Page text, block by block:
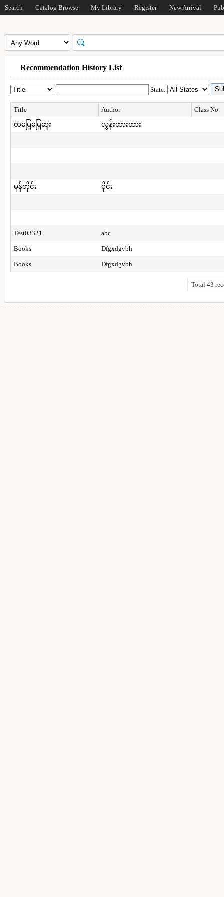
Search Catalog Browse My Library Register New Arrival
Recommendation History List
State:
Title Author
Class No.
တမြေ့မြေ့ဆူး
လွန်းထားထား
မုန်တိုင်း ဝိုင်း
Test03321 abc
Books Dfgxdgvbh
Books Dfgxdgvbh
Total 43